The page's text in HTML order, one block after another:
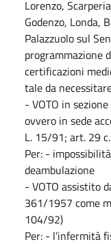
Lorenzo,
Godenzo, Londa,
Palazzuolo sul
programmazione
certificazioni
tale da
- VOTO in
ovvero in sede
L. 15/91; art. 29
Per: -
deambulazione
- VOTO assistito
361/1957 come
104/92)
Per: - l’infermità